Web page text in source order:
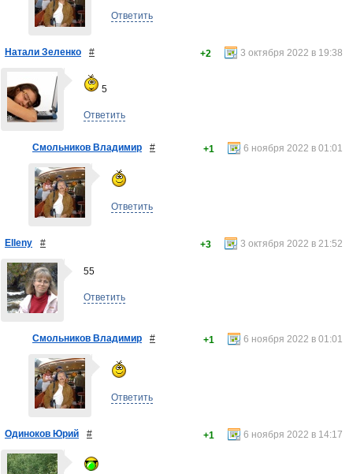
Ответить
Натали Зеленко # 3 октября 2022 в 19:38
+2
5
Ответить
Смольников Владимир # 6 ноября 2022 в 01:01
+1
Ответить
Elleny # 3 октября 2022 в 21:52
+3
55
Ответить
Смольников Владимир # 6 ноября 2022 в 01:01
+1
Ответить
Одиноков Юрий # 6 ноября 2022 в 14:17
+1